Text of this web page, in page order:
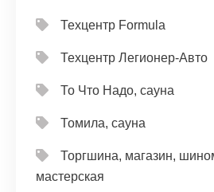
Техцентр Formula
Техцентр Легионер-Авто
То Что Надо, сауна
Томила, сауна
Торгшина, магазин,
мастерская